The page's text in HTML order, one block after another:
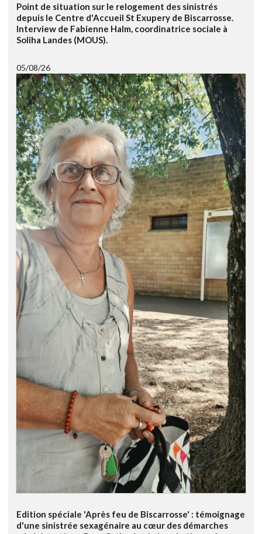
Point de situation sur le relogement des sinistrés
depuis le Centre d'Accueil St Exupery de Biscarrosse.
Interview de Fabienne Halm, coordinatrice sociale à
Soliha Landes (MOUS).
05/08/26
Edition spéciale 'Après feu de Biscarrosse' : témoignage
d'une sinistrée sexagénaire au cœur des démarches